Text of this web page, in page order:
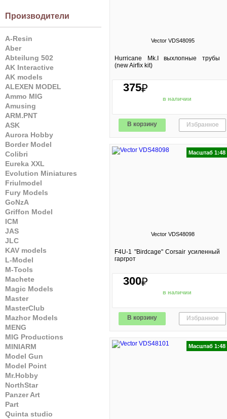
Производители
A-Resin
Aber
Abteilung 502
AK Interactive
AK models
ALEXEN MODEL
Ammo MIG
Amusing
ARM.PNT
ASK
Aurora Hobby
Border Model
Colibri
Eureka XXL
Evolution Miniatures
Friulmodel
Fury Models
GoNzA
Griffon Model
ICM
JAS
JLC
KAV models
L-Model
M-Tools
Machete
Magic Models
Master
MasterClub
Mazhor Models
MENG
MIG Productions
MINIARM
Model Gun
Model Point
Mr.Hobby
NorthStar
Panzer Art
Part
Quinta studio
Vector VDS48095
Hurricane Mk.I выхлопные трубы
(new Airfix kit)
375₽
в наличии
В корзину Избранное
Масштаб 1:48
Vector VDS48098
F4U-1 "Birdcage" Corsair усиленный
гаргрот
300₽
в наличии
В корзину Избранное
Масштаб 1:48